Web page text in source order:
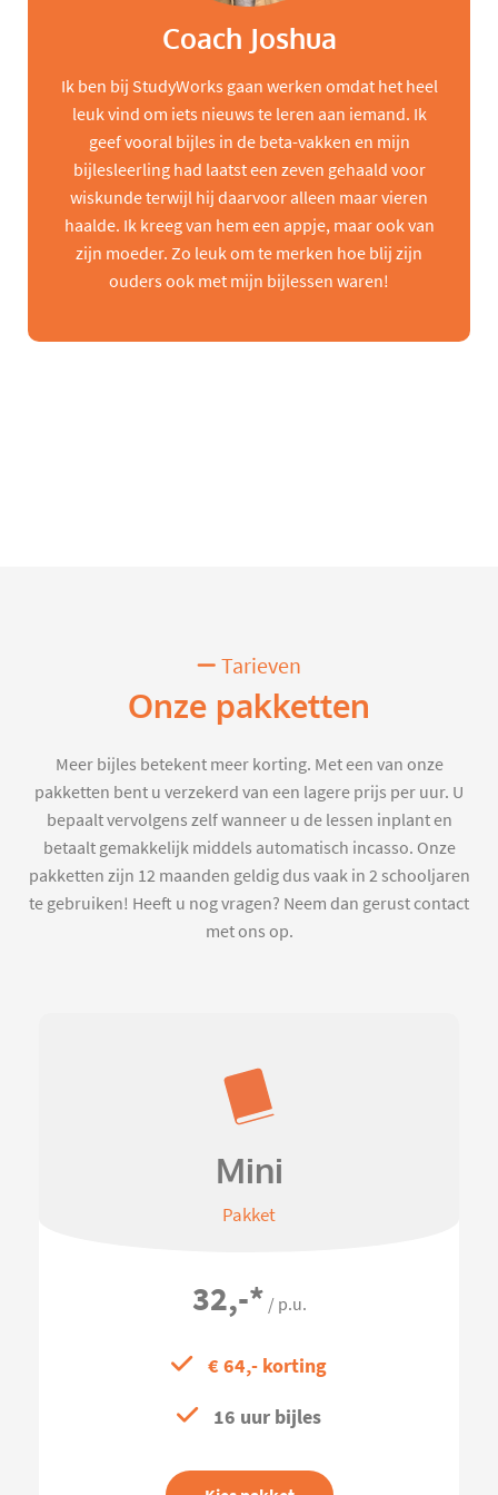
Coach Joshua
Ik ben bij StudyWorks gaan werken omdat het heel
leuk vind om iets nieuws te leren aan iemand. Ik
geef vooral bijles in de beta-vakken en mijn
bijlesleerling had laatst een zeven gehaald voor
wiskunde terwijl hij daarvoor alleen maar vieren
haalde. Ik kreeg van hem een appje, maar ook van
zijn moeder. Zo leuk om te merken hoe blij zijn
ouders ook met mijn bijlessen waren!
Tarieven
Onze pakketten
Meer bijles betekent meer korting. Met een van onze
pakketten bent u verzekerd van een lagere prijs per uur. U
bepaalt vervolgens zelf wanneer u de lessen inplant en
betaalt gemakkelijk middels automatisch incasso. Onze
pakketten zijn 12 maanden geldig dus vaak in 2 schooljaren
te gebruiken! Heeft u nog vragen? Neem dan gerust contact
met ons op.
Mini
Pakket
32,-* / p.u.
€ 64,- korting
16 uur bijles